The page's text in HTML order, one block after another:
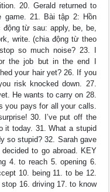
20. Gerald returned to
game. 21. Bài tập 2: Hồn
từ sau: apply, be, be,
write. (chia động từ theo
so much noise? 23. I
the job but in the end I
your hair yet? 26. If you
risk knocked down. 27.
He wants to carry on 28.
you pays for all your calls.
30. I’ve put off the
it today. 31. What a stupid
so stupid? 32. Sarah gave
to go abroad. KEY
4. to reach 5. opening 6.
10. being 11. to be 12.
16. driving 17. to know